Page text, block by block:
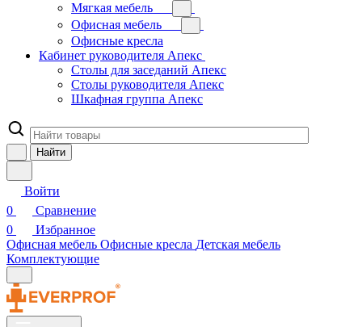
Мягкая мебель
Офисная мебель
Офисные кресла
Кабинет руководителя Апекс
Столы для заседаний Апекс
Столы руководителя Апекс
Шкафная группа Апекс
Найти
Войти
0
Сравнение
0
Избранное
Офисная мебель Офисные кресла Детская мебель
Комплектующие